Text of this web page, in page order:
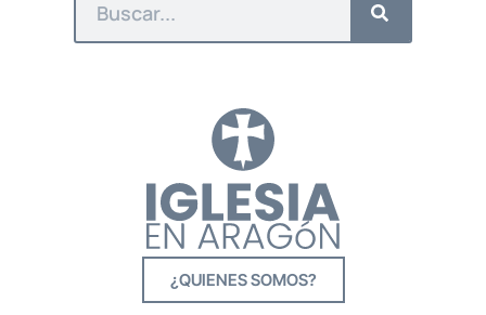
¿QUIENES SOMOS?